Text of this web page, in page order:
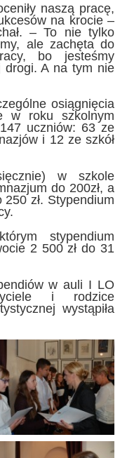
naszą pracę,
na krocie –
– To nie tylko
ale zachęta do
bo jesteśmy
drogi. A na tym nie
osiągnięcia
w roku szkolnym
147 uczniów: 63 ze
i 12 ze szkół
w szkole
do 200zł, a
zł. Stypendium
stypendium
2 500 zł do 31
w auli I LO
i rodzice
wystąpiła